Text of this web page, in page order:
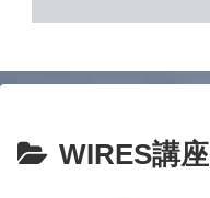
WIRES講座